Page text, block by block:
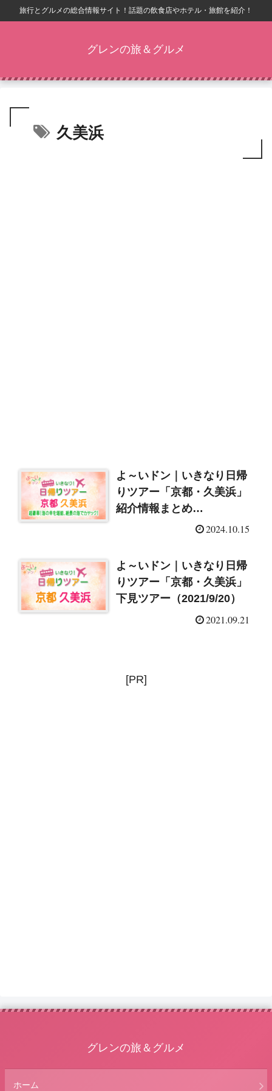
旅行とグルメの総合情報サイト！話題の飲食店やホテル・旅館を紹介！
グレンの旅＆グルメ
久美浜
よ～いドン｜いきなり日帰
りツアー「京都・久美浜」
紹介情報まとめ
2024.10.15
よ～いドン｜いきなり日帰
りツアー「京都・久美浜」
下見ツアー（2021/9/20）
2021.09.21
[PR]
グレンの旅＆グルメ
ホーム